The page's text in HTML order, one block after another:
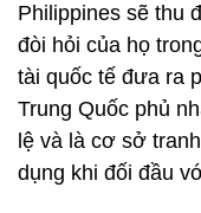
Philippines sẽ thu
đòi hỏi của họ
tài quốc tế đưa ra
Trung Quốc phủ
lệ và là cơ sở
dụng khi đối đầu